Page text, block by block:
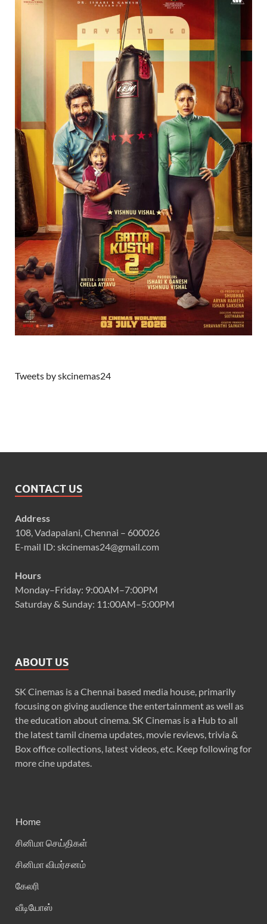
Tweets by skcinemas24
CONTACT US
Address
108, Vadapalani, Chennai – 600026
E-mail ID: skcinemas24@gmail.com
Hours
Monday–Friday: 9:00AM–7:00PM
Saturday & Sunday: 11:00AM–5:00PM
ABOUT US
SK Cinemas is a Chennai based media house, primarily
focusing on giving audience the entertainment as well as
the education about cinema. SK Cinemas is a Hub to all
the latest tamil cinema updates, movie reviews, trivia &
Box office collections, latest videos, etc. Keep following for
more cine updates.
Home
சினிமா செய்திகள்
சினிமா விமர்சனம்
கேலரி
வீடியோஸ்